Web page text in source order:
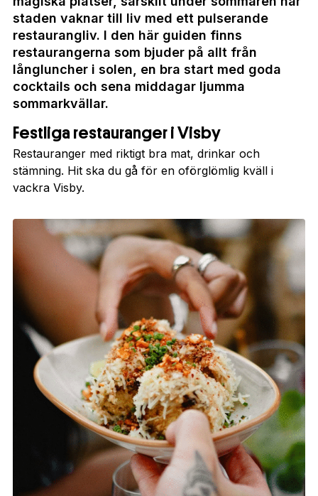
staden vaknar till liv med ett pulserande
restaurangliv. I den här guiden finns
restaurangerna som bjuder på allt från
långluncher i solen, en bra start med goda
cocktails och sena middagar ljumma
sommarkvällar.
Festliga restauranger i Visby
Restauranger med riktigt bra mat, drinkar och
stämning. Hit ska du gå för en oförglömlig kväll i
vackra Visby.